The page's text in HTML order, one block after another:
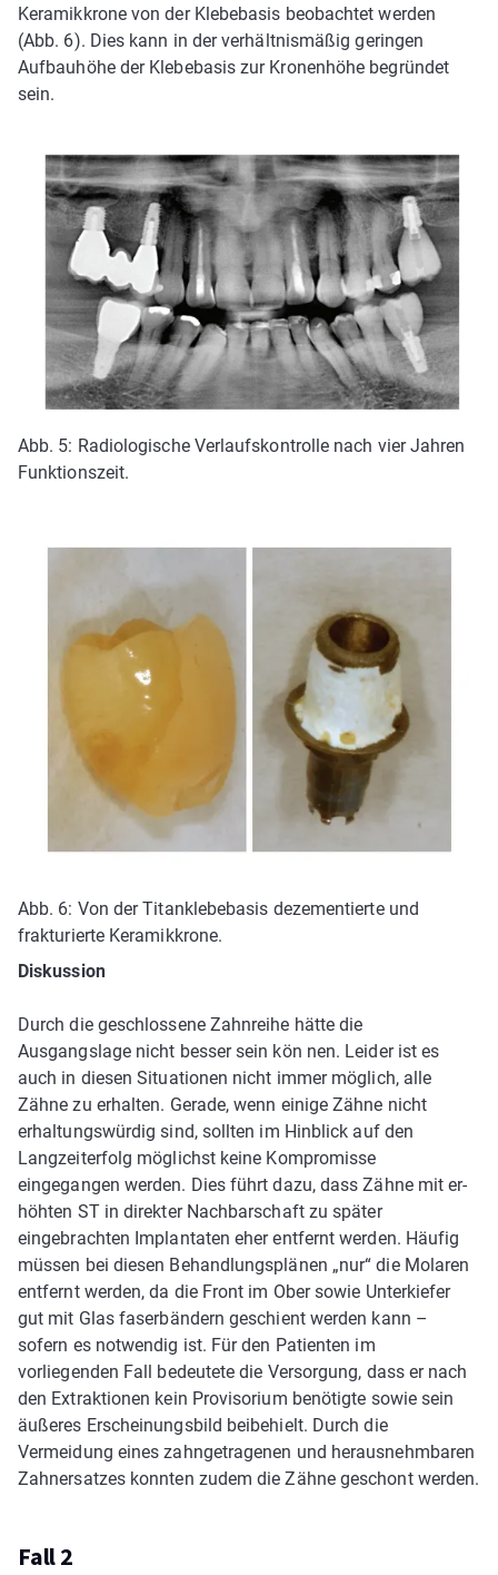
Keramikkrone von der Klebebasis beobachtet werden
(Abb. 6). Dies kann in der verhältnismäßig geringen
Aufbauhöhe der Klebebasis zur Kronenhöhe begründet
sein.
Abb. 5: Radiologische Verlaufskontrolle nach vier Jahren
Funktionszeit.
Abb. 6: Von der Titanklebebasis dezementierte und
frakturierte Keramikkrone.
Diskussion
Durch die geschlossene Zahnreihe hätte die
Ausgangslage nicht besser sein kön­ nen. Leider ist es
auch in diesen Situationen nicht immer möglich, alle
Zähne zu erhalten. Gerade, wenn einige Zähne nicht
erhaltungswürdig sind, sollten im Hinblick auf den
Langzeiterfolg möglichst keine Kompromisse
eingegangen werden. Dies führt dazu, dass Zähne mit er­
höhten ST in direkter Nachbarschaft zu später
eingebrachten Implantaten eher entfernt werden. Häufig
müssen bei diesen Behandlungsplänen „nur“ die Molaren
entfernt werden, da die Front im Ober­ sowie Unterkiefer
gut mit Glas­ faserbändern geschient werden kann –
sofern es notwendig ist. Für den Patienten im
vorliegenden Fall bedeutete die Versorgung, dass er nach
den Extraktionen kein Provisorium benötigte sowie sein
äußeres Erscheinungsbild beibehielt. Durch die
Vermeidung eines zahngetragenen und herausnehmbaren
Zahnersatzes konnten zudem die Zähne geschont werden.
Fall 2